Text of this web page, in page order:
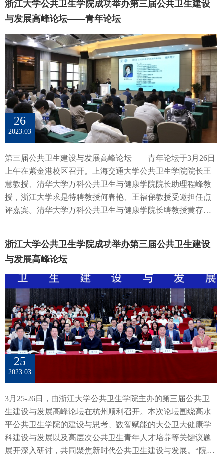
Q. (2019). Ingroup vigilance in collectivistic cultures. Proceedings
of the National Academy of Sciences, 116(29), 14538.
doi:10.1073/pnas.1817588116Cohn, A., Maréchal, M. A.,
Tannenbaum, D., & Zünd, C. L. (2019). Civic honesty around the
globe. Science, 365(6448), 70-73.Yang, Q.#*, Zhang, W.#, Liu,
S.*, Gong, W., Han, Y., Lu, J., Jiang, D., Nie, J., Lyu, X., Liu, R.,
Jiao, M., Qu, C., Zhang, M., Sun, Y., Zhou, X.*, Zhang, Q.
Unraveling Controversies over Civic Honesty Measurement: An
Extended Field Replication in China . Proceedings of the National
Academy of Sciences.原文链接：
https://www.pnas.org/doi/10.1073/pnas.2213824120
使用食物频率问卷收集了受访者的长期膳食摄入信息，计算
MIND膳食评分（范围:0-15）。研究发现，较高的MIND膳食
险比HR = 0.83；95%置信区间CI: 0.72-0.95, P-趋势=0.011,
I2=0%)。该研究进一步检索了当前已发表的有关MIND膳食模
式依从性与老年痴呆风险关联的队列研究，在对11项队列研
究的荟萃分析中（224,049名受访者，5279例新发老年痴呆）
发现，与MIND评分最低的人群相比，MIND膳食评分最高的
人群老年痴呆风险显著较低（最高三分位数相比于最低三分
位数HR: 0.83, 95% CI: 0.76-0.90, I2=35%）。图2. MIND膳食
模式依从性（最高三分位数相比于最低三分位数）与老年痴
美国阿尔兹海默协会（Alzheimer’s’ Association）和”浙江大学-
世界顶尖大学合作计划”的支持。研究还受到来自哈佛大学、
浙江省疾病预防控制中心、复旦大学、拉什大学、德州大
学、波士顿大学等机构合作者指导与帮助。袁长征研究员课
题组计划在未来进一步通过观察性研究和干预研究探索MIND
膳食影响认知健康的潜在机制，为老年痴呆的膳食预防提供
系统性科学依据。
人群来说，其死亡风险显著降低。研究背景糖尿病前期是指
血糖水平高于正常但低于糖尿病诊断标准的状态，是发展为2
型糖尿病的重要阶段，通常以轻度胰岛素抵抗和β细胞功能障
碍为特征。全球有3.52亿人处于该状态，而据中国最新的全国
代表性调查显示，2018年糖尿病前期的患病率为38.1%。与2
型糖尿病一样，糖尿病前期也被认为与心血管疾病、慢性肾
脏疾病、癌症、痴呆和死亡的风险增加相关。以往的证据表
明，从糖尿病前期进展为糖尿病与死亡风险增加有关。然
而，从糖尿病前期逆转为正常血糖水平与死亡风险之间的关
联还没有得到充分解释。本研究旨在探讨糖尿病前期转化状
态与死亡风险之间的关系，并分析可改变危险因素的作用。
系，课题组利用中国台湾MJ队列进行了观察性研究。根据确
定的纳入和排除标准，本研究共纳入45782名处于糖尿病前期
的成年人，平均年龄为44.6岁，其中63%为男性。在此研究
中，糖尿病前期根据美国糖尿病协会（ADA）标准被定义
为：空腹血糖5.6～6.9 mmol/L，无自报糖尿病且无降糖药物
服用史；糖尿病被定义为：空腹血糖≥7.0 mmol/L，或医生诊
断为糖尿病，和（或）服用降糖药物；正常血糖被定义为：
空腹血糖<5.6 mmol/L。在1-3年内，对所有参与者进行两次血
糖测量，根据血糖状态，将所有人群划分为保持糖尿病前期
组、进展为糖尿病组和逆转为正常血糖组。在统计分析方
面，本研究采用Cox比例风险模型分析糖尿病前期转化状态与
全因死亡、心血管死亡和癌症死亡的关联。研究结果研究结
果发现，与持续处于糖尿病前期的人相比，进展为糖尿病的
人的全因死亡和心血管死亡风险分别增加了50%（HR=1.50,
95% CI: 1.25~1.79）和61%（HR=1.61, 95% CI: 1.12~2.33）
（表1）。这表明糖尿病前期进展为糖尿病的死亡风险显著增
加。然而，逆转为正常血糖者的全因死亡、心血管死亡和癌
症死亡风险并未降低。表1：糖尿病前期转化状态与死亡风险
的关系经过对可改变风险因素和全因死亡的多项分析后，课
题组发现，与不积极运动的持续性糖尿病患者相比，那些经
常运动并逆转了糖尿病前期的患者具有显著较低的死亡风险
（HR=0.72, 95% CI: 0.59~0.87）。而与体重正常的持续性糖
尿病前期人群相比，在肥胖人群中，逆转为正常血糖者的全
浙江大学公共卫生学院成功举办第三届公共卫生建设
与发展高峰论坛——青年论坛
26
2023.03
第三届公共卫生建设与发展高峰论坛——青年论坛于3月26日
上午在紫金港校区召开。上海交通大学公共卫生学院院长王
慧教授、清华大学万科公共卫生与健康学院院长助理程峰教
授，浙江大学求是特聘教授何春艳、王福俤教授受邀担任点
评嘉宾。清华大学万科公共卫生与健康学院长聘教授黄存
汝阳副教授、浙江大学公共卫生学院副院长涂华康教授、周
旭东教授、袁长征研究员、徐欣研究员等受邀分别作青年论
坛报告。浙江大学公共卫生学院院长吴息凤教授、副院长王
红妹教授，陈光弟教授、夏大静教授、金明娟教授以及李文
渊研究员等80余位师生代表出席本次论坛。 青年论坛会场会
议首先由吴息凤院长致欢迎辞。吴息凤院长以“独学而无友，
则孤陋而寡闻；勤学而交友，则博学而睿智”道出本次青年论
坛的意义所在，她指出构建强大的公共卫生体系、健全预警
响应机制、全面提升防控和救治能力是对新一代公卫人的要
求。最后，吴院长再次向齐聚启真湖畔的各位嘉宾及学者表
示热烈欢迎，并预祝本次青年论坛圆满成功。 吴息凤院长致
题，从气候变化带来的多方面影响出发，揭示了气候变化影
响健康的机制存在滞后性、间接性等一系列复杂的特征，并
指出气温变化是对人类健康影响最大、最直接的因素。涂华
康教授的报告指出将真实世界临床数据关联基因组学数据在
肿瘤领域的一系列应用，包括确定带有特定药物靶点的人
浙江大学公共卫生学院成功举办第三届公共卫生建设
与发展高峰论坛
25
2023.03
3月25-26日，由浙江大学公共卫生学院主办的第三届公共卫
生建设与发展高峰论坛在杭州顺利召开。本次论坛围绕高水
平公共卫生学院的建设与思考、数智赋能的大公卫大健康学
科建设与发展以及高层次公共卫生青年人才培养等关键议题
展开深入研讨，共同聚焦新时代公共卫生建设与发展。“院长